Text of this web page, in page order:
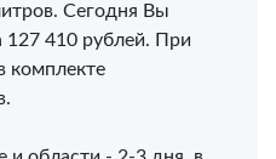
Сегодня Вы
127 410 рублей. При
комплекте